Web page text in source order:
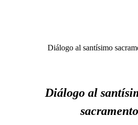
Diálogo al santísimo
Diálogo al